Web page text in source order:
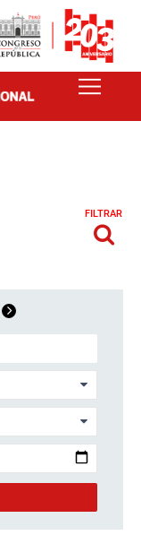
FILTRAR